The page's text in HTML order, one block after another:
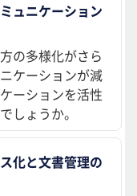
ュニケーション
の多様化がさら
ケーションが減
ーションを活性
しょうか。
化と文書管理の